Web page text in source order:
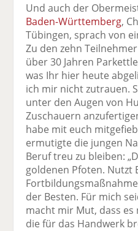
Und auch der
Baden-Württemberg,
Tübingen, sprach von
Zu den zehn
über 30 Jahren
was Ihr hier heute
ich mir nicht zutrauen.
unter den Augen von
Zuschauern
habe mit euch
ermutigte die jungen
Beruf treu zu bleiben:
goldenen Pfoten. Nutzt
der Besten. Für mich
macht mir Mut, dass
die für das Handwerk